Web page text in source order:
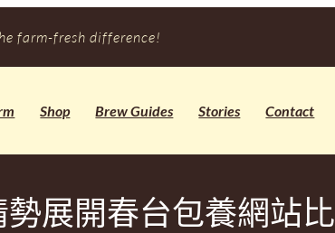
farm-fresh difference!
Shop Brew Guides Stories Contact
展開春台包養網站